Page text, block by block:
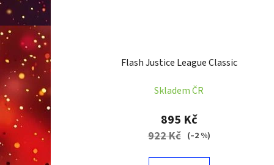
Flash Justice League Classic
Skladem ČR
895 Kč
922 Kč (–2 %)